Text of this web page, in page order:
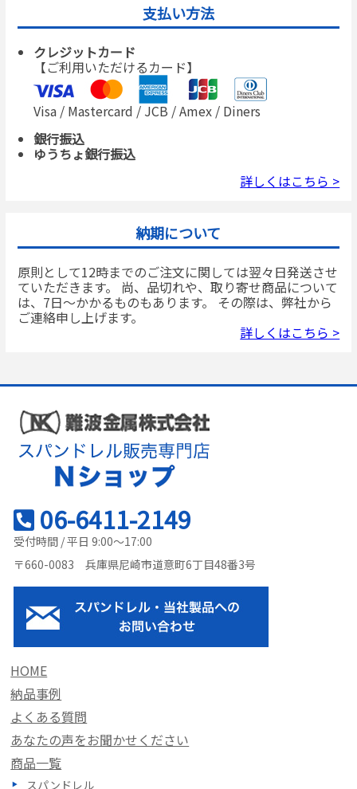
支払い方法
クレジットカード
【ご利用いただけるカード】
Visa / Mastercard / JCB / Amex / Diners
銀行振込
ゆうちょ銀行振込
詳しくはこちら >
納期について
原則として12時までのご注文に関しては翌々日発送させ
ていただきます。 尚、品切れや、取り寄せ商品について
は、7日～かかるものもあります。 その際は、弊社から
ご連絡申し上げます。
詳しくはこちら >
06-6411-2149
受付時間 / 平日 9:00～17:00
〒660-0083 兵庫県尼崎市道意町6丁目48番3号
HOME
納品事例
よくある質問
あなたの声をお聞かせください
商品一覧
スパンドレル